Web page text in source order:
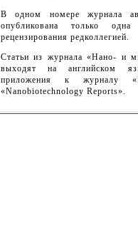
В одном номере журнала
опубликована только одна
рецензирования редколлегией.
Статьи из журнала «Нано- и
выходят на английском
приложения к журналу
«Nanobiotechnology Reports».